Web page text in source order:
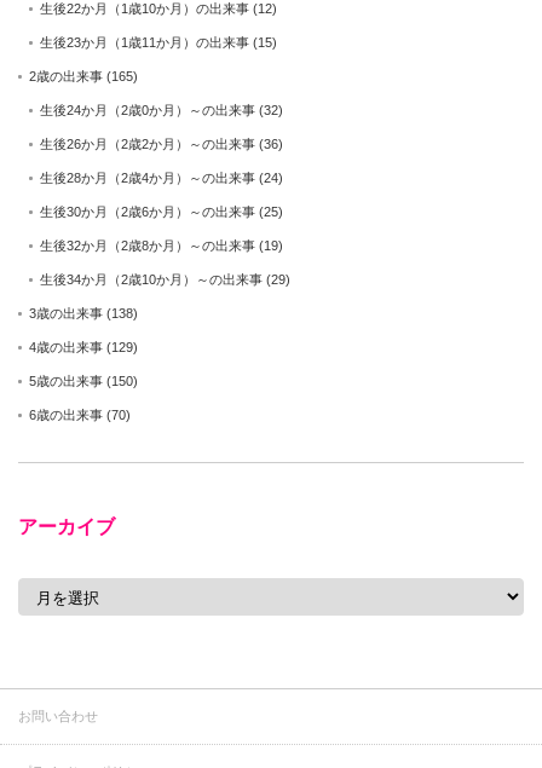
生後22か月（1歳10か月）の出来事 (12)
生後23か月（1歳11か月）の出来事 (15)
2歳の出来事 (165)
生後24か月（2歳0か月）～の出来事 (32)
生後26か月（2歳2か月）～の出来事 (36)
生後28か月（2歳4か月）～の出来事 (24)
生後30か月（2歳6か月）～の出来事 (25)
生後32か月（2歳8か月）～の出来事 (19)
生後34か月（2歳10か月）～の出来事 (29)
3歳の出来事 (138)
4歳の出来事 (129)
5歳の出来事 (150)
6歳の出来事 (70)
アーカイブ
ア
お問い合わせ